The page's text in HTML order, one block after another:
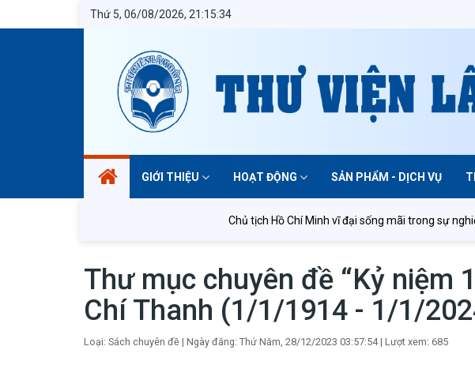
Thứ 5, 06/08/2026, 21:15:34
GIỚI THIỆU HOẠT ĐỘNG SẢN PHẨM - DỊCH VỤ
Chủ tịch Hồ Chí Minh vĩ đại sống mãi trong sự nghiệp
Thư mục chuyên đề “Kỷ niệm
Chí Thanh (1/1/1914 - 1/1/
Loại: Sách chuyên đề| Ngày đăng: Thứ Năm, 28/12/2023 03:57:54| Lượt xem: 685